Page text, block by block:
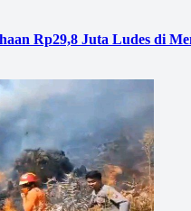
Rp29,8 Juta Ludes di